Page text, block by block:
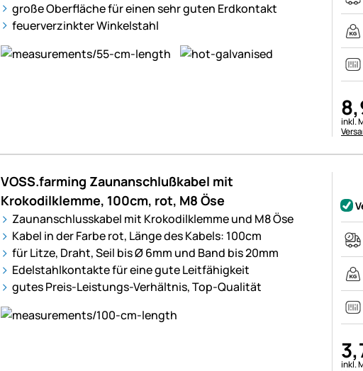
große Oberfläche für einen sehr guten Erdkontakt
feuerverzinkter Winkelstahl
8,
inkl.
VOSS.farming Zaunanschlußkabel mit
Krokodilklemme, 100cm, rot, M8 Öse
Zaunanschlusskabel mit Krokodilklemme und M8 Öse
Kabel in der Farbe rot, Länge des Kabels: 100cm
für Litze, Draht, Seil bis Ø 6mm und Band bis 20mm
Edelstahlkontakte für eine gute Leitfähigkeit
gutes Preis-Leistungs-Verhältnis, Top-Qualität
3,
inkl.